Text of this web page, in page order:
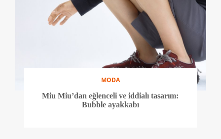
MODA
Miu Miu’dan eğlenceli ve iddialı tasarım:
Bubble ayakkabı